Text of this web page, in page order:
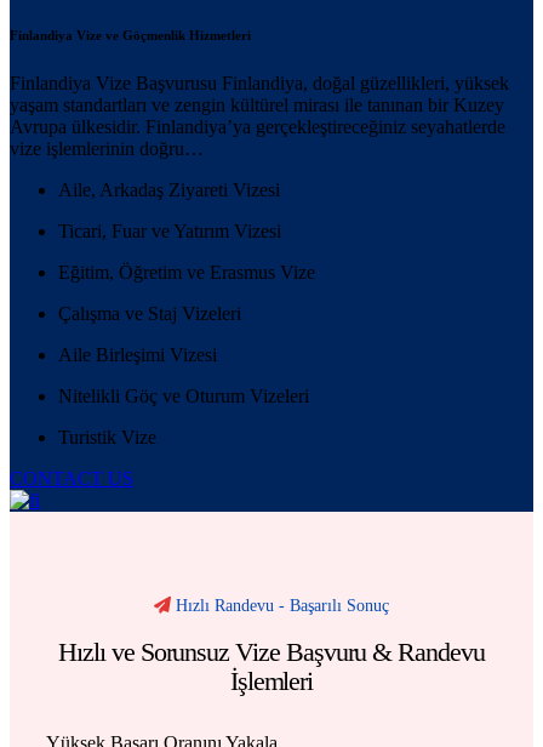
Finlandiya Vize ve Göçmenlik Hizmetleri
Finlandiya Vize Başvurusu Finlandiya, doğal güzellikleri, yüksek
yaşam standartları ve zengin kültürel mirası ile tanınan bir Kuzey
Avrupa ülkesidir. Finlandiya’ya gerçekleştireceğiniz seyahatlerde
vize işlemlerinin doğru…
Aile, Arkadaş Ziyareti Vizesi
Ticari, Fuar ve Yatırım Vizesi
Eğitim, Öğretim ve Erasmus Vize
Çalışma ve Staj Vizeleri
Aile Birleşimi Vizesi
Nitelikli Göç ve Oturum Vizeleri
Turistik Vize
CONTACT US
Hızlı Randevu - Başarılı Sonuç
Hızlı ve Sorunsuz Vize Başvuru & Randevu
İşlemleri
Yüksek Başarı Oranını Yakala